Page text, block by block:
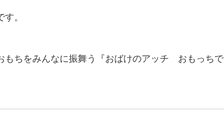
。
もちをみんなに振舞う『おばけのアッチ おもっち